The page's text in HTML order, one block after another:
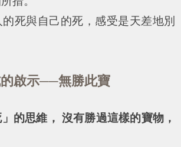
與自己的死，感受是天差地別
啟示──無勝此寶
」的思維， 沒有勝過這樣的寶物，